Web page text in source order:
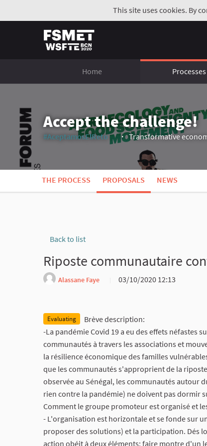
This site uses cookies. By
Home Processes
Accept the challenge!
#AceptamosElReto
(External link)
Transformative
THE PROCESS PROPOSALS NEWS
Back to list
Riposte communautaire
Alassane Faye
03/10/2020 12:13
Evaluating
Brève description:
-La pandémie Covid 19 a eu des effets néfastes
communautés à travers les associations et
la résilience économique des familles
que les communautés s'approprient de la
observée au Sénégal, les communautés autour
rien contre la pandémie) ne doivent pas dormir
Comment le groupe promoteur est organisé et
- L'organisation est horizontale et se fonde sur
proposer des solutions) et la participation. Dés
action obéit à deux éléments: faire montre d'un